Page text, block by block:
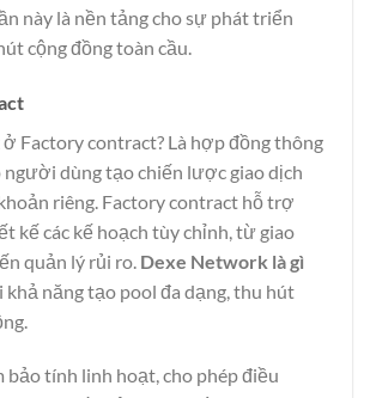
này là nền tảng cho sự phát triển
cộng đồng toàn cầu.
Factory contract? Là hợp đồng thông
người dùng tạo chiến lược giao dịch
riêng. Factory contract hỗ trợ
kế các kế hoạch tùy chỉnh, từ giao
quản lý rủi ro. Dexe Network là gì
năng tạo pool đa dạng, thu hút
bảo tính linh hoạt, cho phép điều